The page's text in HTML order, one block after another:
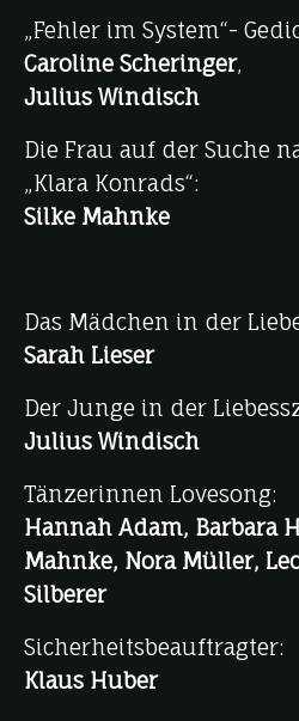
„Fehler im System“-
Caroline Scheringer,
Julius Windisch
Die Frau auf der Suche
„Klara Konrads“:
Silke Mahnke
Das Mädchen in der
Sarah Lieser
Der Junge in der
Julius Windisch
Tänzerinnen Lovesong:
Hannah Adam, Barbara
Mahnke, Nora Müller,
Silberer
Sicherheitsbeauftragter:
Klaus Huber